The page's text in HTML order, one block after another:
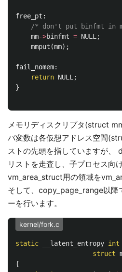
free_pt:
/* don't put binfmt in
mm->binfmt = NULL ;
mmput (mm);
fail_nomem:
return NULL ;
}
メモリディスクリプタ(struct
バ変数は各仮想アドレス空間
ストの先頭を指していますが、
リストを走査し、子プロセス向
vm_area_struct用の領域を
そして、copy_page_range以降
ーを行います。
kernel/fork.c
static __latent_entropy int
struct
{